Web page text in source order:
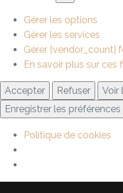
Gérer les options
Gérer les services
Gérer {vendor_count}
En savoir plus sur ces
Accepter Refuser
Voir
Enregistrer les préférences
Politique de cookies